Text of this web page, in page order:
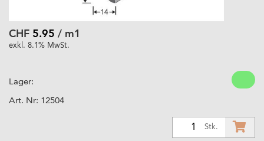
CHF 5.95 / m1
exkl. 8.1% MwSt.
Lager:
Art. Nr: 12504
Stk.